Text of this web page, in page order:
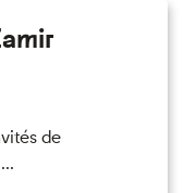
de